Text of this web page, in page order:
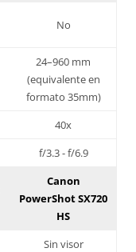
No
24–960 mm
(equivalente en
formato 35mm)
40x
f/3.3 - f/6.9
Canon
PowerShot SX720
HS
Sin visor